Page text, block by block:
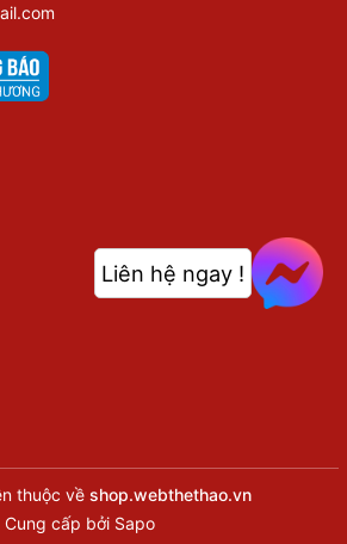
thuộc về shop.webthethao.vn
Cung cấp bởi Sapo
Liên hệ ngay !